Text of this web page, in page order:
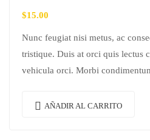
$15.00
Nunc feugiat nisi metus, ac
tristique. Duis at orci quis lectus
vehicula orci. Morbi
AÑADIR AL CARRITO